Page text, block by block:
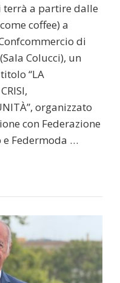
terrà a partire dalle
coffee) a
di
Colucci), un
“LA
organizzato
con Federazione
Federmoda …